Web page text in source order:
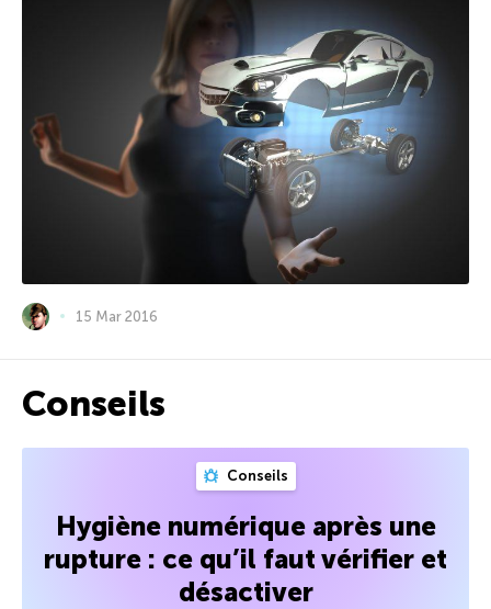
15 Mar 2016
Conseils
Conseils
Hygiène numérique après une
rupture : ce qu’il faut vérifier et
désactiver